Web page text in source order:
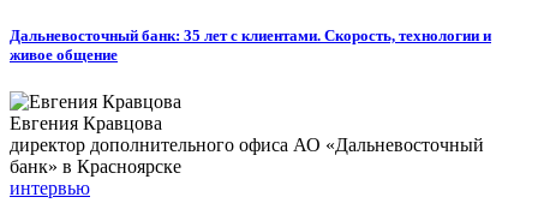
Дальневосточный банк: 35 лет с клиентами. Скорость, технологии и
живое общение
Евгения Кравцова
директор дополнительного офиса АО «Дальневосточный
банк» в Красноярске
интервью